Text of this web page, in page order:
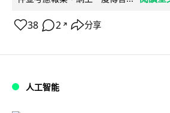
38 2 ↗ 分享
人工智能